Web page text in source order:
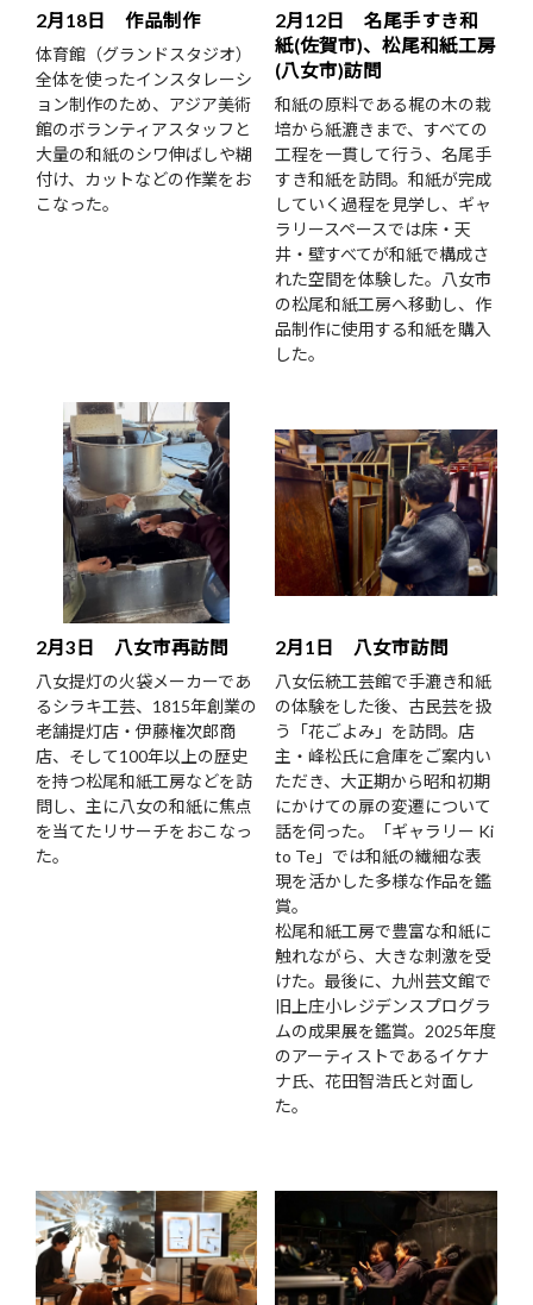
2月18日 作品制作
体育館（グランドスタジオ）
全体を使ったインスタレーシ
ョン制作のため、アジア美術
館のボランティアスタッフと
大量の和紙のシワ伸ばしや糊
付け、カットなどの作業をお
こなった。
2月12日 名尾手すき和
紙(佐賀市)、松尾和紙工房
(八女市)訪問
和紙の原料である梶の木の栽
培から紙漉きまで、すべての
工程を一貫して行う、名尾手
すき和紙を訪問。和紙が完成
していく過程を見学し、ギャ
ラリースペースでは床・天
井・壁すべてが和紙で構成さ
れた空間を体験した。八女市
の松尾和紙工房へ移動し、作
品制作に使用する和紙を購入
した。
2月3日 八女市再訪問
八女提灯の火袋メーカーであ
るシラキ工芸、1815年創業の
老舗提灯店・伊藤権次郎商
店、そして100年以上の歴史
を持つ松尾和紙工房などを訪
問し、主に八女の和紙に焦点
を当てたリサーチをおこなっ
た。
2月1日 八女市訪問
八女伝統工芸館で手漉き和紙
の体験をした後、古民芸を扱
う「花ごよみ」を訪問。店
主・峰松氏に倉庫をご案内い
ただき、大正期から昭和初期
にかけての扉の変遷について
話を伺った。「ギャラリー Ki
to Te」では和紙の繊細な表
現を活かした多様な作品を鑑
賞。
松尾和紙工房で豊富な和紙に
触れながら、大きな刺激を受
けた。最後に、九州芸文館で
旧上庄小レジデンスプログラ
ムの成果展を鑑賞。2025年度
のアーティストであるイケナ
ナ氏、花田智浩氏と対面し
た。